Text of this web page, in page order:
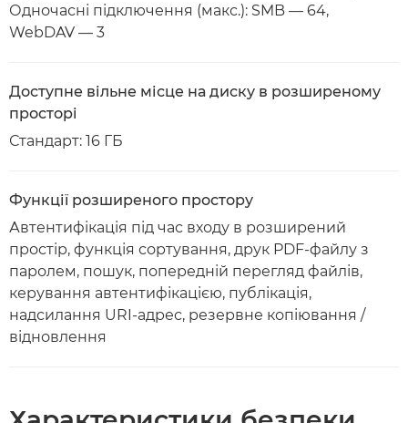
Одночасні підключення (макс.): SMB — 64,
WebDAV — 3
Доступне вільне місце на диску в розширеному
просторі
Стандарт: 16 ГБ
Функції розширеного простору
Автентифікація під час входу в розширений
простір, функція сортування, друк PDF-файлу з
паролем, пошук, попередній перегляд файлів,
керування автентифікацією, публікація,
надсилання URI-адрес, резервне копіювання /
відновлення